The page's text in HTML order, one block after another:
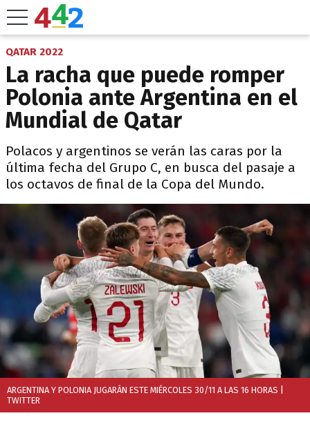
QATAR 2022
La racha que puede romper
Polonia ante Argentina en el
Mundial de Qatar
Polacos y argentinos se verán las caras por la
última fecha del Grupo C, en busca del pasaje a
los octavos de final de la Copa del Mundo.
ARGENTINA Y POLONIA JUGARÁN ESTE MIÉRCOLES 30/11 A LAS 16 HORAS
TWITTER